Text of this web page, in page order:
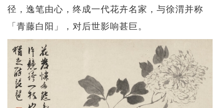
径，逸笔由心，终成一代花卉名家，与徐渭并称
「青藤白阳」，对后世影响甚巨。